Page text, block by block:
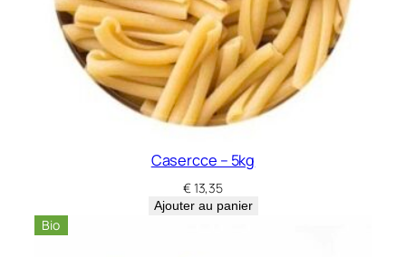
Casercce – 5kg
€13,35
Ajouter au panier
Bio